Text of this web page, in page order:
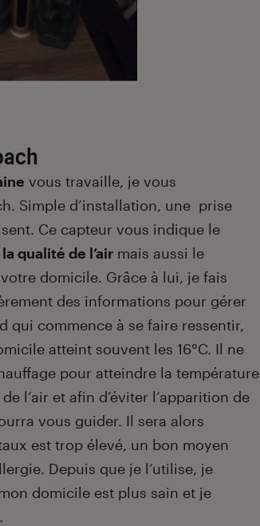
vous travaille, je vous
Simple d’installation, une prise
Ce capteur vous indique le
la qualité de l’air mais aussi le
domicile. Grâce à lui, je fais
des informations pour gérer
qui commence à se faire ressentir,
atteint souvent les 16°C. Il ne
pour atteindre la température
l’air et afin d’éviter l’apparition de
vous guider. Il sera alors
est trop élevé, un bon moyen
Depuis que je l’utilise, je
domicile est plus sain et je